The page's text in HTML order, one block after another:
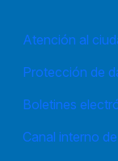
Atención al
Protección de
Boletines
Canal interno